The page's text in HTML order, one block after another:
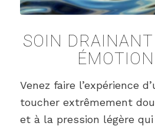
SOIN
Venez faire l’expérience
toucher extrêmement
et à la pression légère